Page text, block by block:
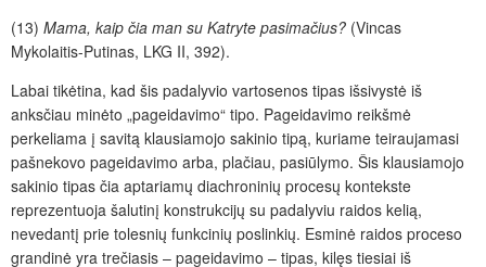
(13) Mama, kaip čia man su Katryte pasimačius? (Vincas
Mykolaitis-Putinas, LKG II, 392).
Labai tikėtina, kad šis padalyvio vartosenos tipas išsivystė iš
anksčiau minėto „pageidavimo“ tipo. Pageidavimo reikšmė
perkeliama į savitą klausiamojo sakinio tipą, kuriame teiraujamasi
pašnekovo pageidavimo arba, plačiau, pasiūlymo. Šis klausiamojo
sakinio tipas čia aptariamų diachroninių procesų kontekste
reprezentuoja šalutinį konstrukcijų su padalyviu raidos kelią,
nevedantį prie tolesnių funkcinių poslinkių. Esminė raidos proceso
grandinė yra trečiasis – pageidavimo – tipas, kilęs tiesiai iš